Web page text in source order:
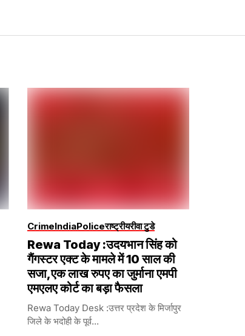
CrimeIndiaPoliceराष्ट्रीयरीवा टुडे
Rewa Today :उदयभान सिंह को
गैंगस्टर एक्ट के मामले में 10 साल की
सजा,एक लाख रुपए का जुर्माना एमपी
एमएलए कोर्ट का बड़ा फैसला
Rewa Today Desk :उत्तर प्रदेश के मिर्जापुर
जिले के भदोही के पूर्व...